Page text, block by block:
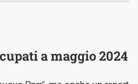
a maggio 2024